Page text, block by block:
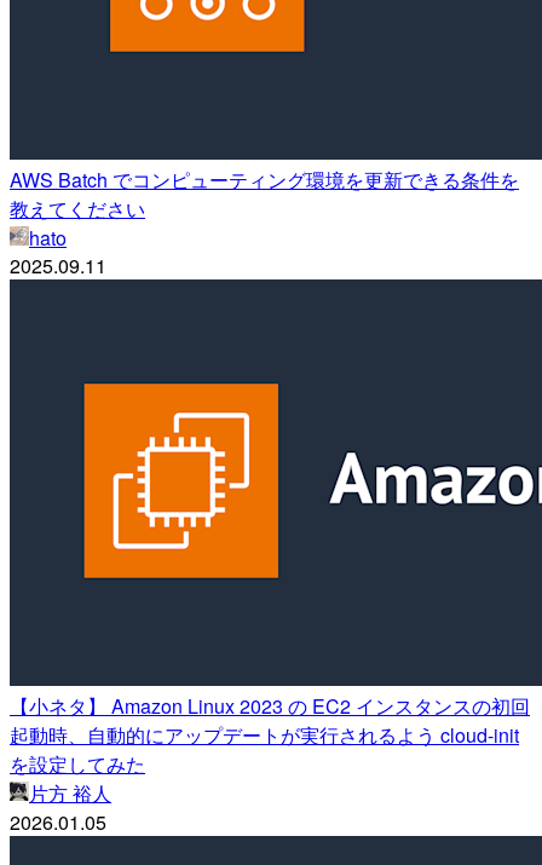
AWS Batch でコンピューティング環境を更新できる条件を
教えてください
hato
2025.09.11
【小ネタ】 Amazon Linux 2023 の EC2 インスタンスの初回
起動時、自動的にアップデートが実行されるよう cloud-init
を設定してみた
片方 裕人
2026.01.05